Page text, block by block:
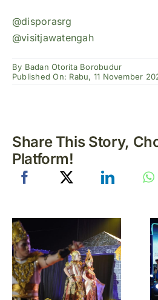
@disporasrg
@visitjawatengah
By Badan Otorita Borobudur
Published On: Rabu, 11 November
Share This Story,
Platform!